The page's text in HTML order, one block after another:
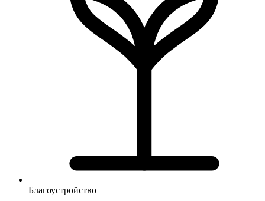
Благоустройство